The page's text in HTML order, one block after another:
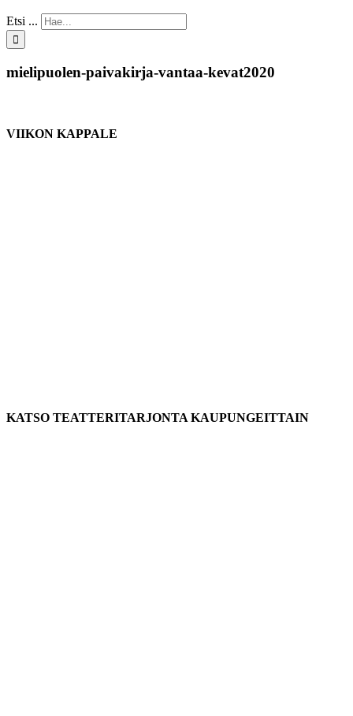
Etsi ...
mielipuolen-paivakirja-vantaa-kevat2020
VIIKON KAPPALE
KATSO TEATTERITARJONTA KAUPUNGEITTAIN